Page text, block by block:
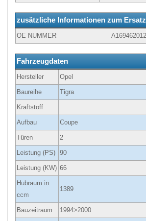
zusätzliche Informationen zum
OE NUMMER
Fahrzeugdaten
Hersteller Opel
Baureihe Tigra
Kraftstoff
Aufbau Coupe
Türen 2
Leistung (PS) 90
Leistung (KW) 66
Hubraum in
ccm
1389
Bauzeitraum 1994>2000